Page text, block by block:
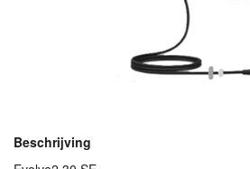
Beschrijving